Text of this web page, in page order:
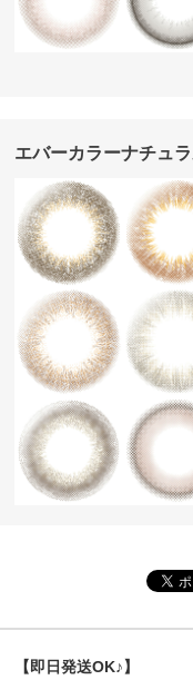
エバーカラーナチュ
【即日発送OK♪】